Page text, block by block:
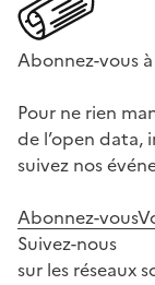
Abonnez-vous
Pour ne rien
de l’open data,
suivez nos
Abonnez-vous
Suivez-nous
sur les réseaux